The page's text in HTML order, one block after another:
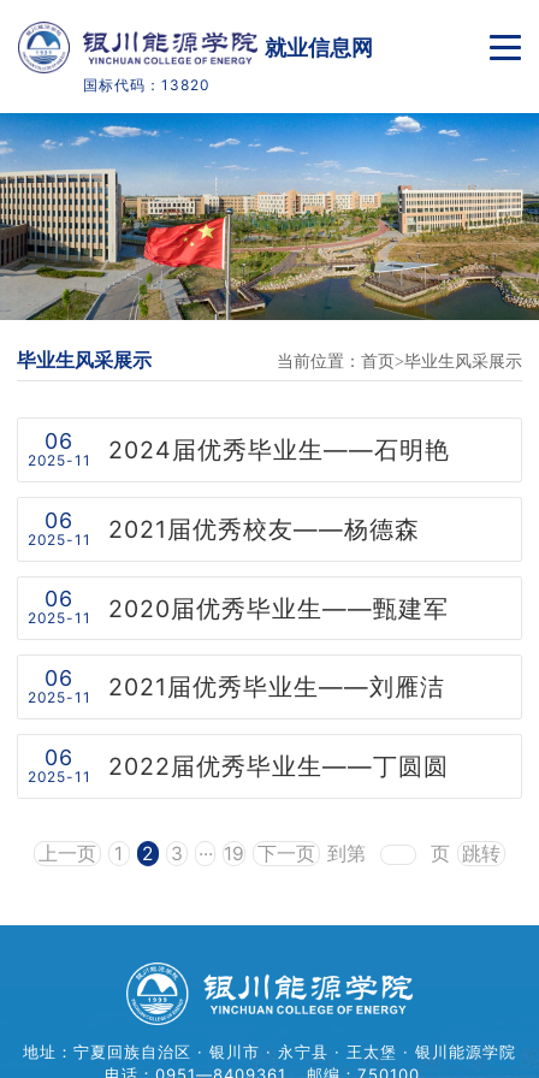
就业信息网
国标代码：13820
毕业生概况
就业政策
就业指导
招聘信息
合作单位
校友网
联系我们
学院官网
毕业生风采展示 当前位置： 首页 毕业生风采展示
06
2025-11 2024届优秀毕业生——石明艳
06
2025-11 2021届优秀校友——杨德森
06
2025-11 2020届优秀毕业生——甄建军
06
2025-11 2021届优秀毕业生——刘雁洁
06
2025-11 2022届优秀毕业生——丁圆圆
上一页 1 2 3 ··· 19 下一页 到第 页 跳转
地址：宁夏回族自治区 · 银川市 · 永宁县 · 王太堡 · 银川能源学院